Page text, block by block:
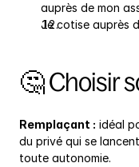
auprès de mon
Je cotise auprès
🤔 Choisir
Remplaçant : idéal
du privé qui se
toute autonomie.